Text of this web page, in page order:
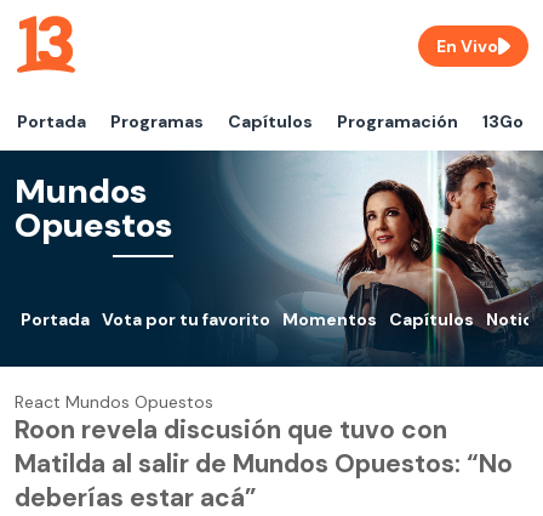
Portada Programas Capítulos Programación 13Go
En Vivo
Mundos
Opuestos
Portada Vota por tu favorito Momentos Capítulos
React Mundos Opuestos
Roon revela discusión que tuvo con
Matilda al salir de Mundos Opuestos: “No
deberías estar acá”